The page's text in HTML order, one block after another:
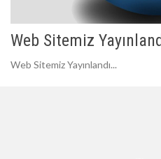
Web Sitemiz
Web Sitemiz Yayınlandı...